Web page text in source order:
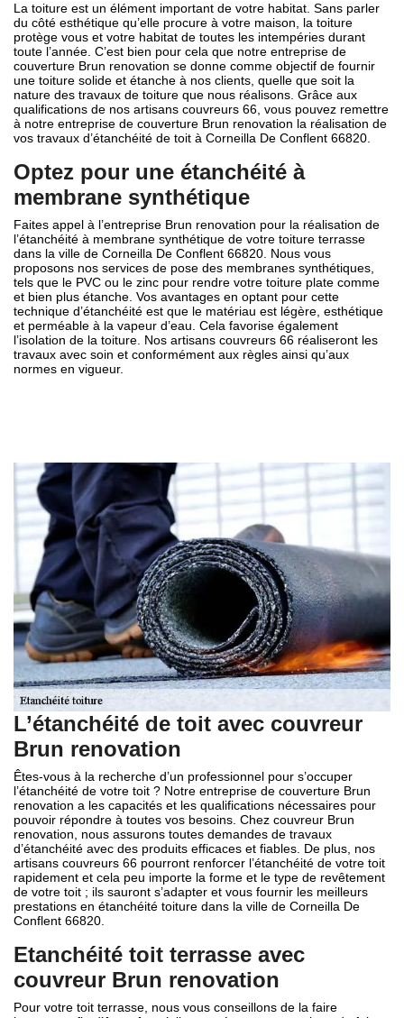
La toiture est un élément important de votre habitat. Sans parler
du côté esthétique qu’elle procure à votre maison, la toiture
protège vous et votre habitat de toutes les intempéries durant
toute l’année. C’est bien pour cela que notre entreprise de
couverture Brun renovation se donne comme objectif de fournir
une toiture solide et étanche à nos clients, quelle que soit la
nature des travaux de toiture que nous réalisons. Grâce aux
qualifications de nos artisans couvreurs 66, vous pouvez remettre
à notre entreprise de couverture Brun renovation la réalisation de
vos travaux d’étanchéité de toit à Corneilla De Conflent 66820.
Optez pour une étanchéité à
membrane synthétique
Faites appel à l’entreprise Brun renovation pour la réalisation de
l’étanchéité à membrane synthétique de votre toiture terrasse
dans la ville de Corneilla De Conflent 66820. Nous vous
proposons nos services de pose des membranes synthétiques,
tels que le PVC ou le zinc pour rendre votre toiture plate comme
et bien plus étanche. Vos avantages en optant pour cette
technique d’étanchéité est que le matériau est légère, esthétique
et perméable à la vapeur d’eau. Cela favorise également
l’isolation de la toiture. Nos artisans couvreurs 66 réaliseront les
travaux avec soin et conformément aux règles ainsi qu’aux
normes en vigueur.
L’étanchéité de toit avec couvreur
Brun renovation
Êtes-vous à la recherche d’un professionnel pour s’occuper
l’étanchéité de votre toit ? Notre entreprise de couverture Brun
renovation a les capacités et les qualifications nécessaires pour
pouvoir répondre à toutes vos besoins. Chez couvreur Brun
renovation, nous assurons toutes demandes de travaux
d’étanchéité avec des produits efficaces et fiables. De plus, nos
artisans couvreurs 66 pourront renforcer l’étanchéité de votre toit
rapidement et cela peu importe la forme et le type de revêtement
de votre toit ; ils sauront s’adapter et vous fournir les meilleurs
prestations en étanchéité toiture dans la ville de Corneilla De
Conflent 66820.
Etanchéité toit terrasse avec
couvreur Brun renovation
Pour votre toit terrasse, nous vous conseillons de la faire